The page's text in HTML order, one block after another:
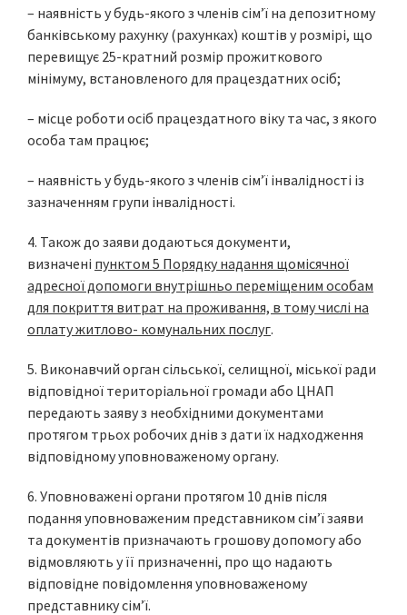
– наявність у будь-якого з членів сім’ї на депозитному
банківському рахунку (рахунках) коштів у розмірі, що
перевищує 25-кратний розмір прожиткового
мінімуму, встановленого для працездатних осіб;
– місце роботи осіб працездатного віку та час, з якого
особа там працює;
– наявність у будь-якого з членів сім’ї інвалідності із
зазначенням групи інвалідності.
4. Також до заяви додаються документи,
визначені пунктом 5 Порядку надання щомісячної
адресної допомоги внутрішньо переміщеним особам
для покриття витрат на проживання, в тому числі на
оплату житлово- комунальних послуг.
5. Виконавчий орган сільської, селищної, міської ради
відповідної територіальної громади або ЦНАП
передають заяву з необхідними документами
протягом трьох робочих днів з дати їх надходження
відповідному уповноваженому органу.
6. Уповноважені органи протягом 10 днів після
подання уповноваженим представником сім’ї заяви
та документів призначають грошову допомогу або
відмовляють у її призначенні, про що надають
відповідне повідомлення уповноваженому
представнику сім’ї.